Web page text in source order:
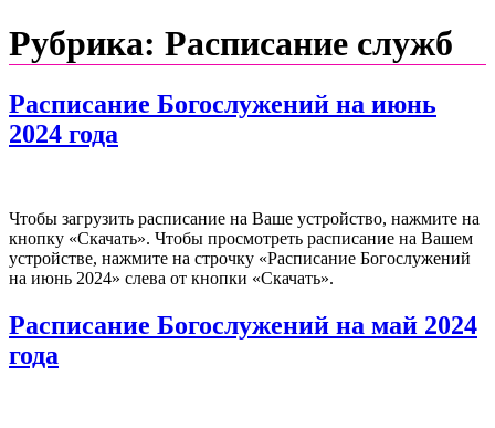
Рубрика: Расписание служб
Расписание Богослужений на июнь
2024 года
Чтобы загрузить расписание на Ваше устройство, нажмите на
кнопку «Скачать». Чтобы просмотреть расписание на Вашем
устройстве, нажмите на строчку «Расписание Богослужений
на июнь 2024» слева от кнопки «Скачать».
Расписание Богослужений на май 2024
года